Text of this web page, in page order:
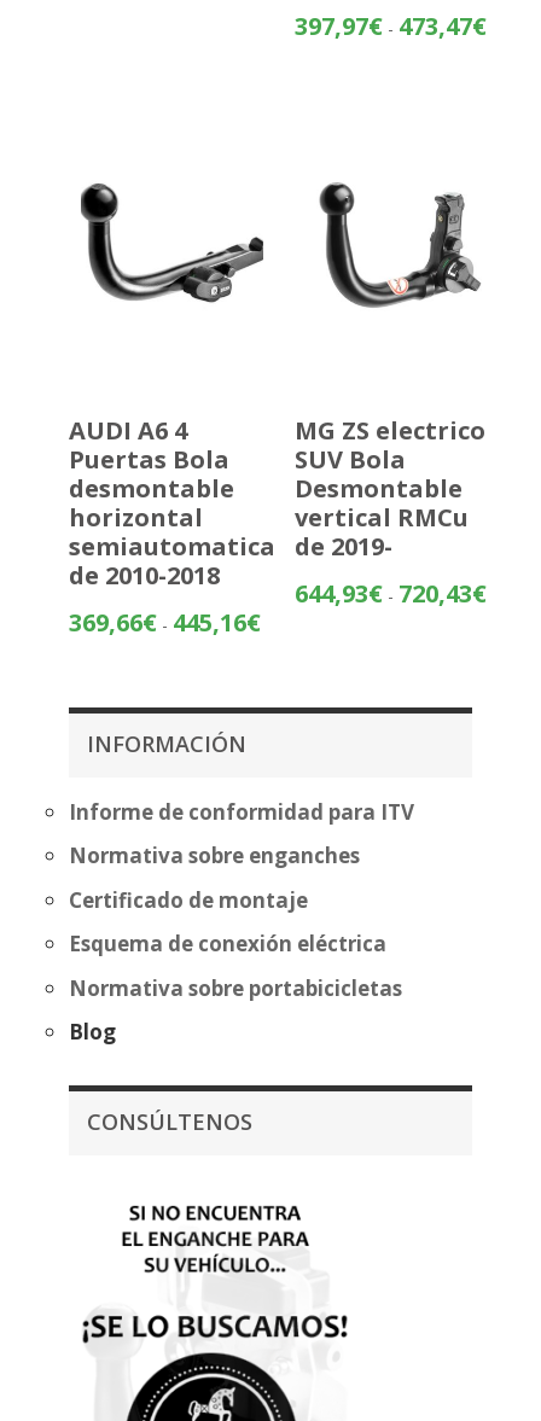
397,97€ - 473,47€Rango
AUDI A6 4
Puertas Bola
desmontable
horizontal
semiautomatica
de 2010-2018
369,66€ - 445,16€Rango
MG ZS electrico
SUV Bola
Desmontable
vertical RMCu
de 2019-
644,93€ - 720,43€Rango
INFORMACIÓN
Informe de conformidad para ITV
Normativa sobre enganches
Certificado de montaje
Esquema de conexión eléctrica
Normativa sobre portabicicletas
Blog
CONSÚLTENOS